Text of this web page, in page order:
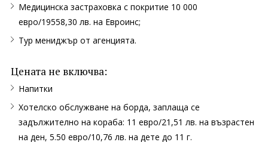
Медицинска застраховка с покритие 10 000
евро/19558,30 лв. на Евроинс;
Тур мениджър от агенцията.
Цената не включва:
Напитки
Хотелско обслужване на борда, заплаща се
задължително на кораба: 11 евро/21,51 лв. на възрастен
на ден, 5.50 евро/10,76 лв. на дете до 11 г.